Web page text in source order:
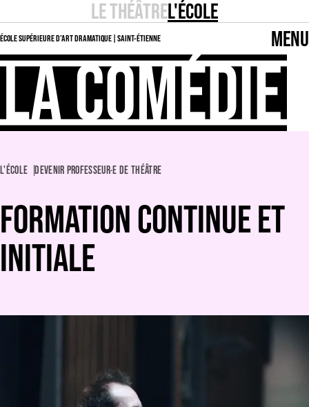
LE THÉÂTREL'ÉCOLE
ÉCOLE SUPÉRIEURE D’ART DRAMATIQUE | SAINT-ÉTIENNE MENU
L'ÉCOLE DEVENIR PROFESSEUR·E DE THÉÂTRE
FORMATION CONTINUE ET
INITIALE